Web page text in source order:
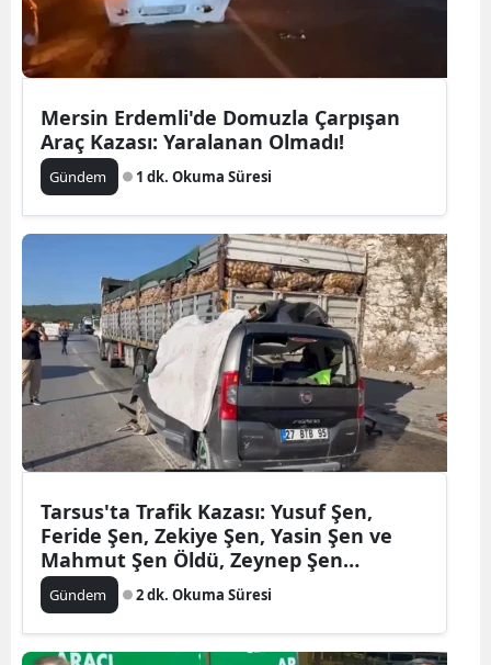
Mersin Erdemli'de Domuzla Çarpışan
Araç Kazası: Yaralanan Olmadı!
Gündem 1 dk. Okuma Süresi
Tarsus'ta Trafik Kazası: Yusuf Şen,
Feride Şen, Zekiye Şen, Yasin Şen ve
Mahmut Şen Öldü, Zeynep Şen
Yaralandı
Gündem 2 dk. Okuma Süresi